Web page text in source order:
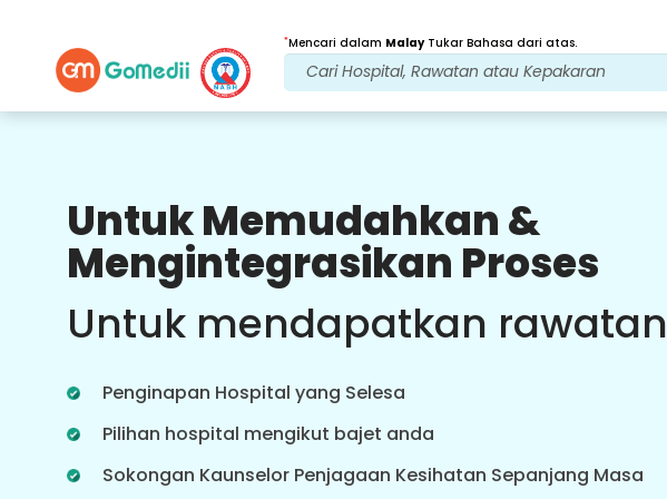
*Mencari dalam MalayTukar Bahasa dari atas.
Untuk Memudahkan &
Mengintegrasikan Proses
Untuk mendapatkan rawatan
Penginapan Hospital yang Selesa
Pilihan hospital mengikut bajet anda
Sokongan Kaunselor Penjagaan Kesihatan Sepanjang Masa
Faedah Kami
Rawatan Selepas
penjagaan susulan
Dapatkan sokongan perubatan dan
setiap masa. Kemas kini berkala